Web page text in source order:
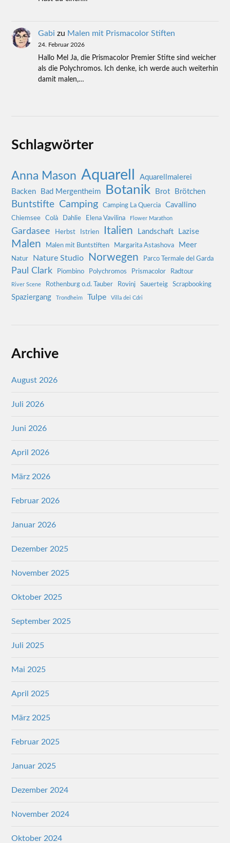
Gabi zu Malen mit Prismacolor Stiften
24. Februar 2026
Hallo Mel Ja, die Prismacolor Premier Stifte sind weicher
als die Polychromos. Ich denke, ich werde auch weiterhin
damit malen,…
Schlagwörter
Anna Mason Aquarell
Aquarellmalerei
Backen
Bad Mergentheim Botanik Brot Brötchen
Buntstifte Camping Camping La Quercia Cavallino
Chiemsee Colà Dahlie Elena Vavilina Flower Marathon
Gardasee Herbst Istrien Italien Landschaft Lazise
Malen Malen mit Buntstiften Margarita Astashova Meer
Natur Nature Studio Norwegen Parco Termale del Garda
Paul Clark Piombino Polychromos Prismacolor Radtour
River Scene Rothenburg o.d. Tauber Rovinj Sauerteig Scrapbooking
Spaziergang Trondheim Tulpe Villa dei Cdri
Archive
August 2026
Juli 2026
Juni 2026
April 2026
März 2026
Februar 2026
Januar 2026
Dezember 2025
November 2025
Oktober 2025
September 2025
Juli 2025
Mai 2025
April 2025
März 2025
Februar 2025
Januar 2025
Dezember 2024
November 2024
Oktober 2024